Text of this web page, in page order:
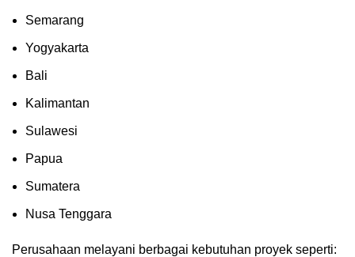
Semarang
Yogyakarta
Bali
Kalimantan
Sulawesi
Papua
Sumatera
Nusa Tenggara
Perusahaan melayani berbagai kebutuhan proyek seperti: